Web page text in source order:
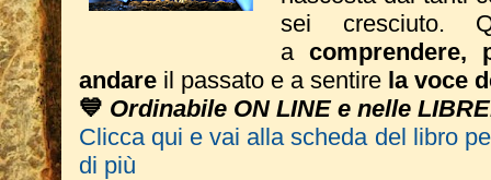
sei cresciuto.
acomprendere,
andare il passato e a sentire la voce
💙 Ordinabile ON LINE e nelle
Clicca qui e vai alla scheda del libro
di più